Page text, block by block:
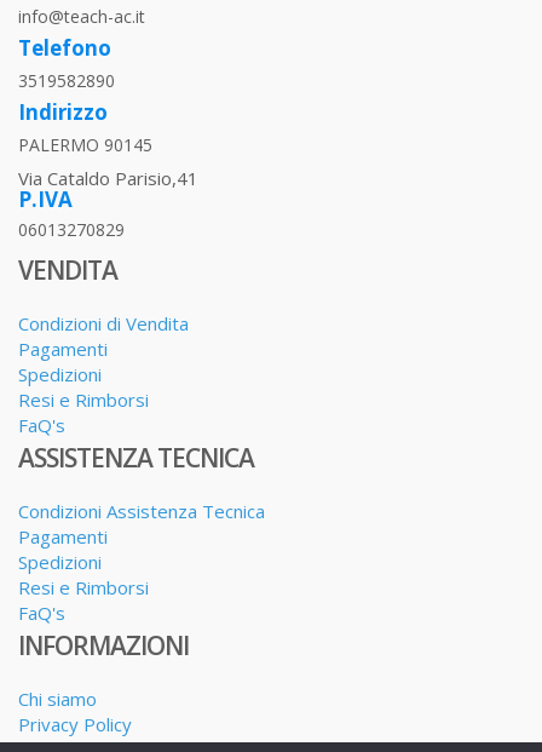
info@teach-ac.it
Telefono
3519582890
Indirizzo
PALERMO 90145
Via Cataldo Parisio,41
P.IVA
06013270829
VENDITA
Condizioni di Vendita
Pagamenti
Spedizioni
Resi e Rimborsi
FaQ's
ASSISTENZA TECNICA
Condizioni Assistenza Tecnica
Pagamenti
Spedizioni
Resi e Rimborsi
FaQ's
INFORMAZIONI
Chi siamo
Privacy Policy